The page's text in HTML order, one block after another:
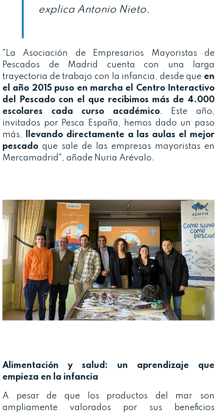
explica Antonio Nieto.
"La Asociación de Empresarios Mayoristas de
Pescados de Madrid cuenta con una larga
trayectoria de trabajo con la infancia, desde que en
el año 2015 puso en marcha el Centro Interactivo
del Pescado con el que recibimos más de 4.000
escolares cada curso académico. Este año,
invitados por Pesca España, hemos dado un paso
más,
llevando directamente a las aulas el mejor
pescado que sale de las empresas mayoristas en
Mercamadrid", añade Nuria Arévalo.
Alimentación y salud: un aprendizaje que
empieza en la infancia
A pesar de que los productos del mar son
ampliamente valorados por sus beneficios